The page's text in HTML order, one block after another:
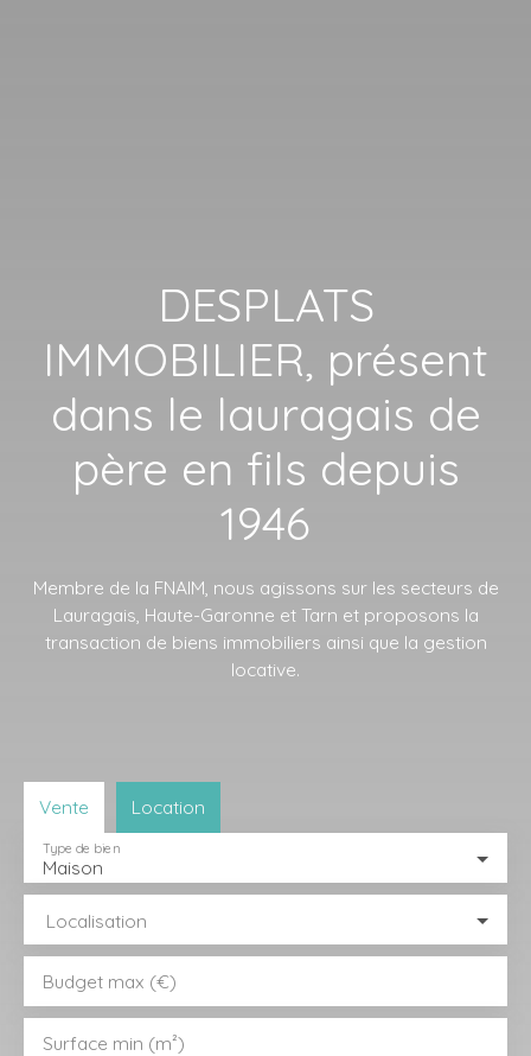
DESPLATS
IMMOBILIER, présent
dans le lauragais de
père en fils depuis
1946
Membre de la FNAIM, nous agissons sur les secteurs de
Lauragais, Haute-Garonne et Tarn et proposons la
transaction de biens immobiliers ainsi que la gestion
locative.
Vente Location
Maison
Type de bien
Localisation
Budget max (€)
Surface min (m²)